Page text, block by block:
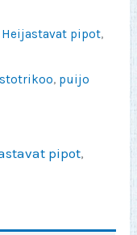
Heijastavat pipot,
, puijo
pipot,